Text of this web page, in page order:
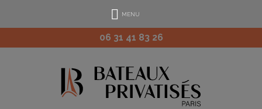
MENU
06 31 41 83 26